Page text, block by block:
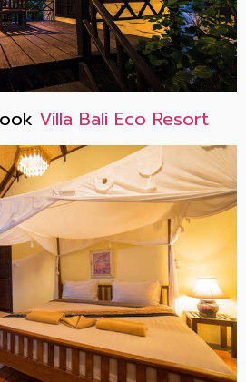
Villa Bali Eco Resort